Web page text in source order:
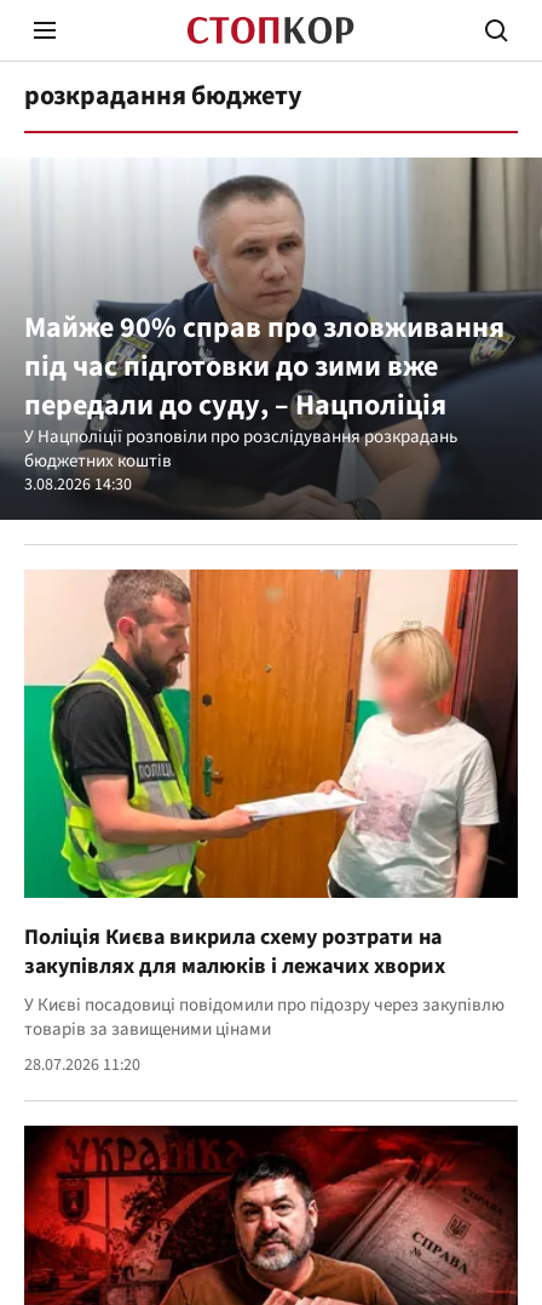
Стоп Політичній Корупції
Політика
розкрадання бюджету
Майже 90% справ про зловживання
під час підготовки до зими вже
передали до суду, – Нацполіція
У Нацполіції розповіли про розслідування розкрадань
бюджетних коштів
3.08.2026 14:30
Поліція Києва викрила схему розтрати на
закупівлях для малюків і лежачих хворих
У Києві посадовиці повідомили про підозру через закупівлю
товарів за завищеними цінами
28.07.2026 11:20